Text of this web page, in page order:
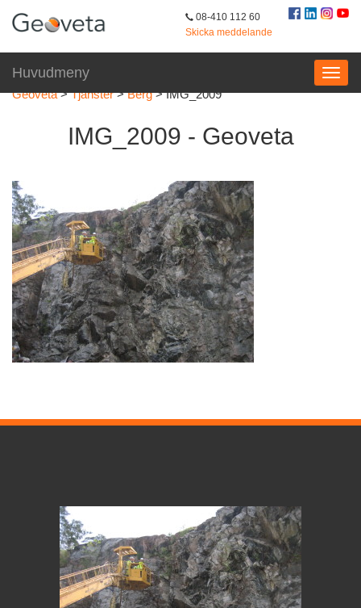
08-410 112 60
Skicka meddelande
Huvudmeny
Geoveta>Tjänster>Berg>IMG_2009
IMG_2009 - Geoveta